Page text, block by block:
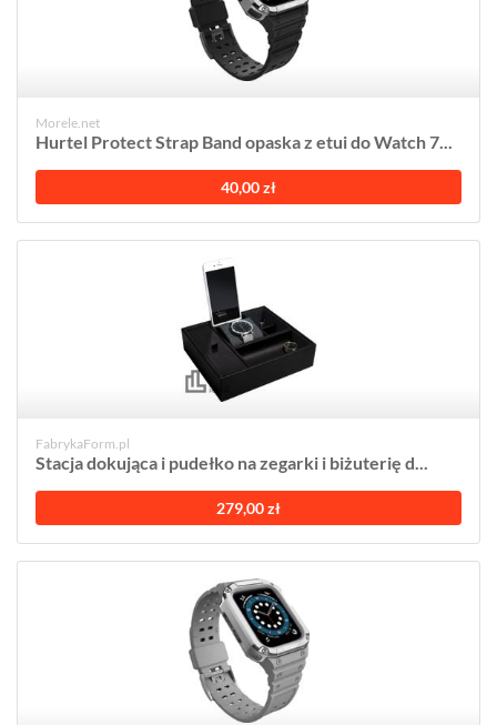
Morele.net
Hurtel Protect Strap Band opaska z etui do Watch 7...
40,00 zł
FabrykaForm.pl
Stacja dokująca i pudełko na zegarki i biżuterię d...
279,00 zł